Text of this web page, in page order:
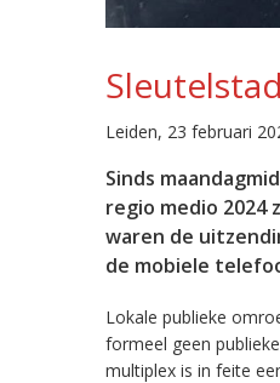
Leiden, 23 februari
Sinds
regio medio
waren de
de mobiele
Lokale publieke
formeel geen
multiplex is in feite